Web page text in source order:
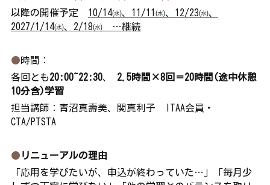
以降の開催予定 10/14㈬、11/11㈬、12/23㈬、
2027/1/14㈬、2/18㈬　…継続
●時間：
各回とも20:00~22:30、 2.5時間×8回＝20時間(途中休憩
10分含)学習
担当講師：青沼真壽美、関真利子　ITAA会員・
CTA/PTSTA
● リニューアルの理由
「応用を学びたいが、申込が終わっていた…」「毎月少